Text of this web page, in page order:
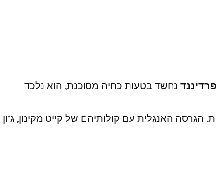
פרדיננד נחשד בטעות כחיה מסוכנת, הוא נלכד
בדיבוב לעברית ובאנגלית עם כתוביות. הגרסה האנגלית עם קולותיהם של קייט מקינון, ג’ון